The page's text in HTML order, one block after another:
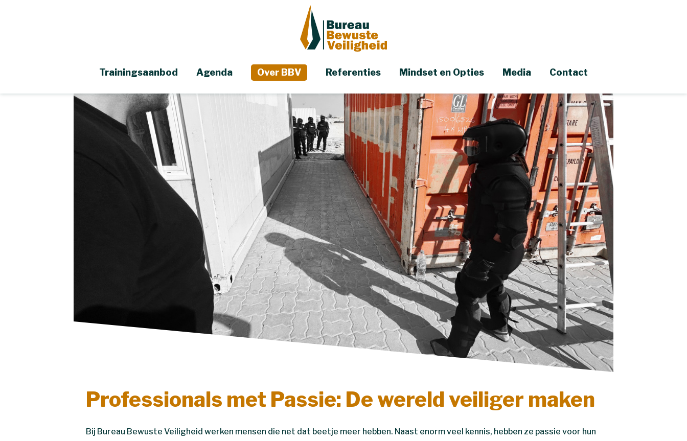
Trainingsaanbod Agenda Over BBV Referenties Mindset en Opties Media Contact
Professionals met Passie: De wereld veiliger maken
Bij Bureau Bewuste Veiligheid werken mensen die net dat beetje meer hebben. Naast enorm veel kennis, hebben ze passie voor hun